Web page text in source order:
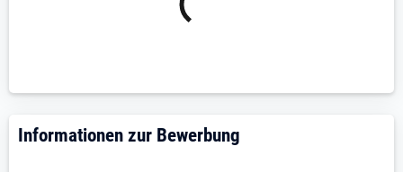
Idealerweise erste Erfahrung in der
Zuverlässige, selbstständige und sorgfältige
Informationen zur Bewerbung